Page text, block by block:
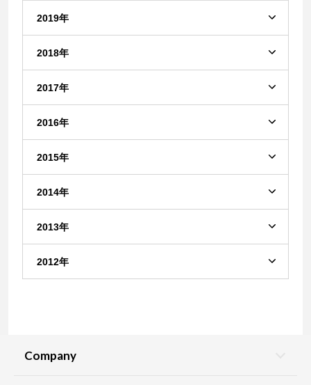
2019年
2018年
2017年
2016年
2015年
2014年
2013年
2012年
Company